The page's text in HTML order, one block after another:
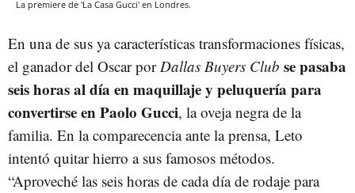
La premiere de 'La Casa Gucci' en Londres.
En una de sus ya características transformaciones físicas,
el ganador del Oscar porDallas Buyers Club se pasaba
seis horas al día en maquillaje y peluquería para
convertirse en Paolo Gucci, la oveja negra de la
familia. En la comparecencia ante la prensa, Leto
intentó quitar hierro a sus famosos métodos.
“Aproveché las seis horas de cada día de rodaje para